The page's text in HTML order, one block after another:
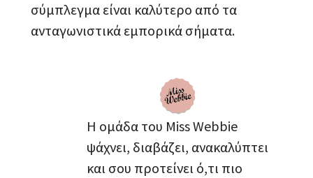
σύμπλεγμα είναι καλύτερο από τα
ανταγωνιστικά εμπορικά σήματα.
Η ομάδα του Miss Webbie
ψάχνει, διαβάζει, ανακαλύπτει
και σου προτείνει ό,τι πιο